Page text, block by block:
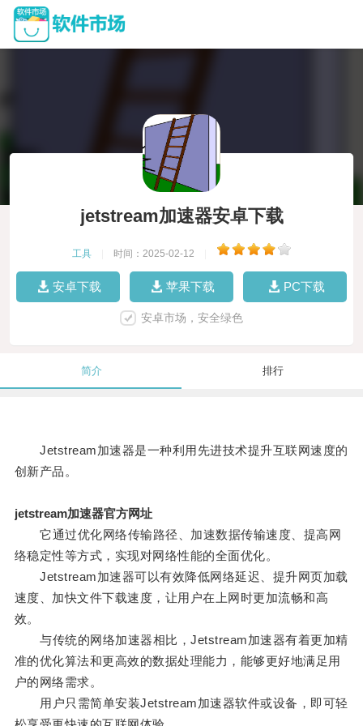
jetstream加速器安卓下载
工具 时间：2025-02-12
安卓下载 苹果下载 PC下载
安卓市场，安全绿色
简介 排行
Jetstream加速器是一种利用先进技术提升互联网速度的
创新产品。
jetstream加速器官方网址
它通过优化网络传输路径、加速数据传输速度、提高网
络稳定性等方式，实现对网络性能的全面优化。
Jetstream加速器可以有效降低网络延迟、提升网页加载
速度、加快文件下载速度，让用户在上网时更加流畅和高
效。
与传统的网络加速器相比，Jetstream加速器有着更加精
准的优化算法和更高效的数据处理能力，能够更好地满足用
户的网络需求。
用户只需简单安装Jetstream加速器软件或设备，即可轻